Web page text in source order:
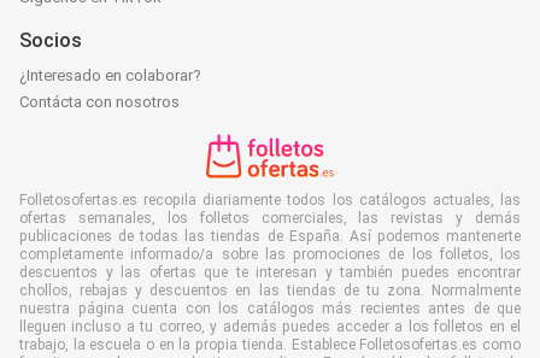
Socios
¿Interesado en colaborar?
Contácta con nosotros
Folletosofertas.es recopila diariamente todos los catálogos actuales, las
ofertas semanales, los folletos comerciales, las revistas y demás
publicaciones de todas las tiendas de España. Así podemos mantenerte
completamente informado/a sobre las promociones de los folletos, los
descuentos y las ofertas que te interesan y también puedes encontrar
chollos, rebajas y descuentos en las tiendas de tu zona. Normalmente
nuestra página cuenta con los catálogos más recientes antes de que
lleguen incluso a tu correo, y además puedes acceder a los folletos en el
trabajo, la escuela o en la propia tienda. Establece Folletosofertas.es como